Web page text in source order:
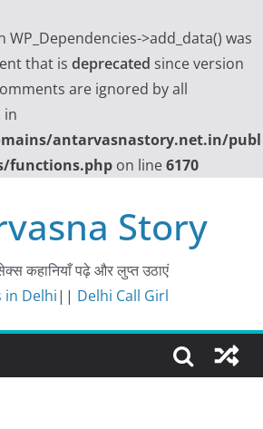
WP_Dependencies->add_data() was
that is deprecated since version
are ignored by all
in
antarvasnastory.net.in/publ
functions.php on line6170
Story
कहानियाँ पढ़े और लुप्त उठाएं
in Delhi|| Delhi Call Girl